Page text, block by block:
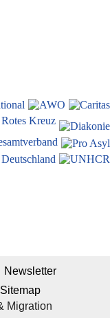
Migration
Newsletter
Sitemap